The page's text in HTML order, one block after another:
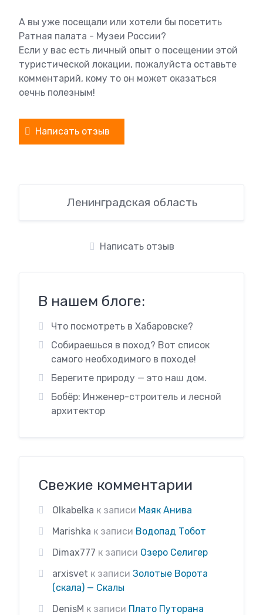
А вы уже посещали или хотели бы посетить
Ратная палата - Музеи России?
Если у вас есть личный опыт о посещении этой
туристической локации, пожалуйста оставьте
комментарий, кому то он может оказаться
оечнь полезным!
Написать отзыв
Ленинградская область
Написать отзыв
В нашем блоге:
Что посмотреть в Хабаровске?
Собираешься в поход? Вот список
самого необходимого в походе!
Берегите природу — это наш дом.
Бобёр: Инженер-строитель и лесной
архитектор
Свежие комментарии
Olkabelka к записи Маяк Анива
Marishka к записи Водопад Тобот
Dimax777 к записи Озеро Селигер
arxisvet к записи Золотые Ворота
(скала) — Скалы
DenisM к записи Плато Путорана